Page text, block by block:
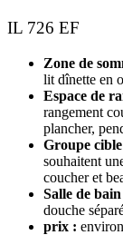
IL 726 EF
Zone de
lit dînette en
Espace de
rangement
plancher,
Groupe
souhaitent
coucher et
Salle de
douche
prix :